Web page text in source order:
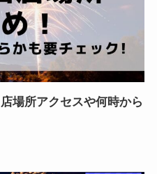
場所アクセスや何時から